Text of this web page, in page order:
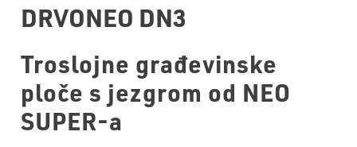
DRVONEO DN3
Troslojne građevinske
ploče s jezgrom od NEO
SUPER-a